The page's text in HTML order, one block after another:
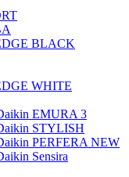
BLACK
WHITE
EMURA 3
STYLISH
PERFERA NEW
Sensira